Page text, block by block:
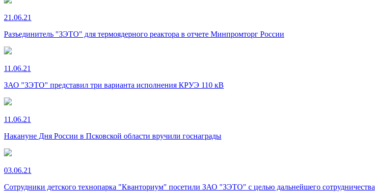
21.06.21
Разъединитель "ЗЭТО" для термоядерного реактора в отчете Минпромторг России
11.06.21
ЗАО "ЗЭТО" представил три варианта исполнения КРУЭ 110 кВ
11.06.21
Накануне Дня России в Псковской области вручили госнаграды
03.06.21
Сотрудники детского технопарка "Кванториум" посетили ЗАО "ЗЭТО" с целью дальнейшего сотрудничества